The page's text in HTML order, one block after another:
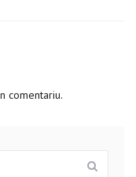
comentariu.